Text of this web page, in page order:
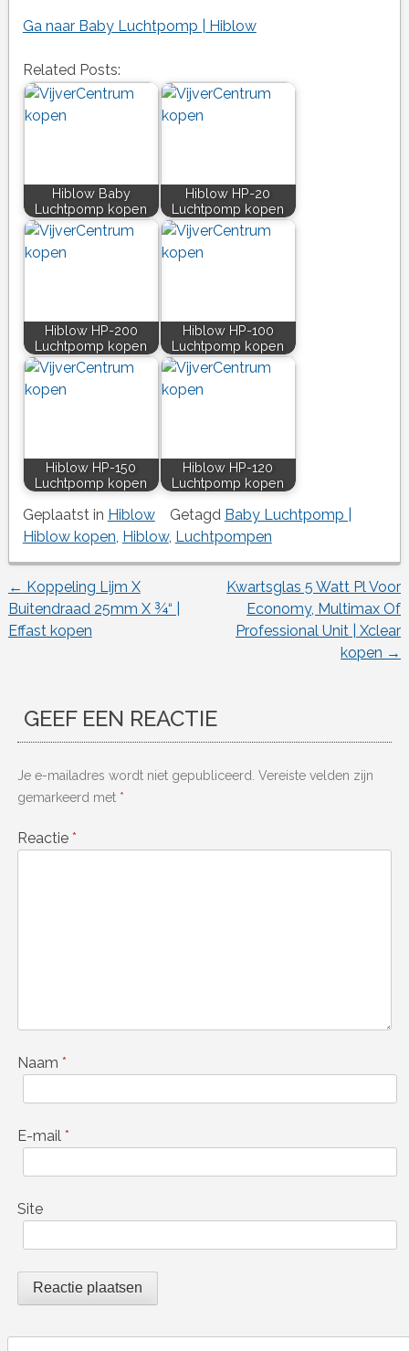
Ga naar Baby Luchtpomp | Hiblow
Related Posts:
Hiblow Baby
Luchtpomp kopen
Hiblow HP-20
Luchtpomp kopen
Hiblow HP-200
Luchtpomp kopen
Hiblow HP-100
Luchtpomp kopen
Hiblow HP-150
Luchtpomp kopen
Hiblow HP-120
Luchtpomp kopen
Geplaatst in Hiblow Getagd Baby Luchtpomp |
Hiblow kopen Hiblow, Luchtpompen
Berichtnavigatie
← Koppeling Lijm X
Buitendraad 25mm X ¾“ |
Effast kopen
Kwartsglas 5 Watt Pl Voor
Economy, Multimax Of
Professional Unit | Xclear
kopen →
GEEF EEN REACTIE
Je e-mailadres wordt niet gepubliceerd. Vereiste velden zijn
gemarkeerd met *
Reactie *
Naam *
E-mail *
Site